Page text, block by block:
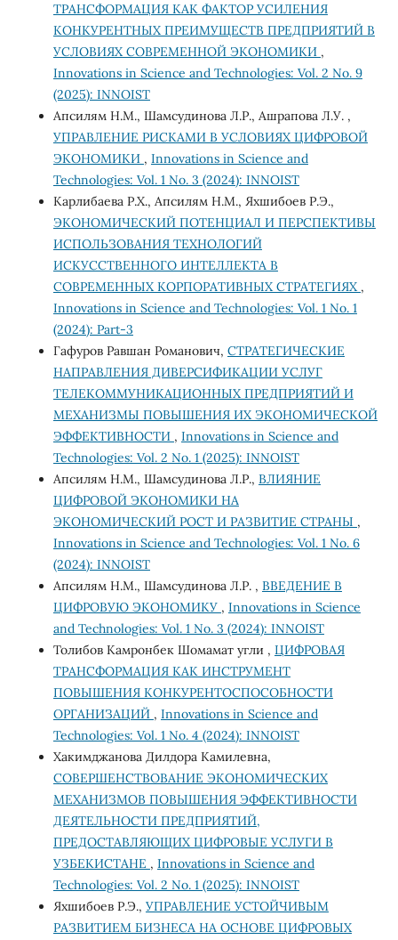
ТРАНСФОРМАЦИЯ КАК ФАКТОР УСИЛЕНИЯ
КОНКУРЕНТНЫХ ПРЕИМУЩЕСТВ ПРЕДПРИЯТИЙ В
УСЛОВИЯХ СОВРЕМЕННОЙ ЭКОНОМИКИ ,
Innovations in Science and Technologies: Vol. 2 No. 9
(2025): INNOIST
Апсилям Н.М., Шамсудинова Л.Р., Ашрапова Л.У. ,
УПРАВЛЕНИЕ РИСКАМИ В УСЛОВИЯХ ЦИФРОВОЙ
ЭКОНОМИКИ , Innovations in Science and
Technologies: Vol. 1 No. 3 (2024): INNOIST
Карлибаева Р.Х., Апсилям Н.М., Яхшибоев Р.Э.,
ЭКОНОМИЧЕСКИЙ ПОТЕНЦИАЛ И ПЕРСПЕКТИВЫ
ИСПОЛЬЗОВАНИЯ ТЕХНОЛОГИЙ
ИСКУССТВЕННОГО ИНТЕЛЛЕКТА В
СОВРЕМЕННЫХ КОРПОРАТИВНЫХ СТРАТЕГИЯХ ,
Innovations in Science and Technologies: Vol. 1 No. 1
(2024): Part-3
Гафуров Равшан Романович, СТРАТЕГИЧЕСКИЕ
НАПРАВЛЕНИЯ ДИВЕРСИФИКАЦИИ УСЛУГ
ТЕЛЕКОММУНИКАЦИОННЫХ ПРЕДПРИЯТИЙ И
МЕХАНИЗМЫ ПОВЫШЕНИЯ ИХ ЭКОНОМИЧЕСКОЙ
ЭФФЕКТИВНОСТИ , Innovations in Science and
Technologies: Vol. 2 No. 1 (2025): INNOIST
Апсилям Н.М., Шамсудинова Л.Р., ВЛИЯНИЕ
ЦИФРОВОЙ ЭКОНОМИКИ НА
ЭКОНОМИЧЕСКИЙ РОСТ И РАЗВИТИЕ СТРАНЫ ,
Innovations in Science and Technologies: Vol. 1 No. 6
(2024): INNOIST
Апсилям Н.М., Шамсудинова Л.Р. , ВВЕДЕНИЕ В
ЦИФРОВУЮ ЭКОНОМИКУ , Innovations in Science
and Technologies: Vol. 1 No. 3 (2024): INNOIST
Толибов Камронбек Шомамат угли , ЦИФРОВАЯ
ТРАНСФОРМАЦИЯ КАК ИНСТРУМЕНТ
ПОВЫШЕНИЯ КОНКУРЕНТОСПОСОБНОСТИ
ОРГАНИЗАЦИЙ , Innovations in Science and
Technologies: Vol. 1 No. 4 (2024): INNOIST
Хакимджанова Дилдора Камилевна,
СОВЕРШЕНСТВОВАНИЕ ЭКОНОМИЧЕСКИХ
МЕХАНИЗМОВ ПОВЫШЕНИЯ ЭФФЕКТИВНОСТИ
ДЕЯТЕЛЬНОСТИ ПРЕДПРИЯТИЙ,
ПРЕДОСТАВЛЯЮЩИХ ЦИФРОВЫЕ УСЛУГИ В
УЗБЕКИСТАНЕ , Innovations in Science and
Technologies: Vol. 2 No. 1 (2025): INNOIST
Яхшибоев Р.Э., УПРАВЛЕНИЕ УСТОЙЧИВЫМ
РАЗВИТИЕМ БИЗНЕСА НА ОСНОВЕ ЦИФРОВЫХ